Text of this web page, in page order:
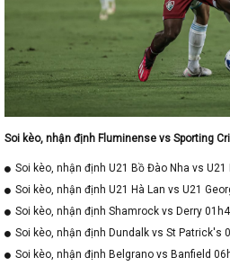
Soi kèo, nhận định Fluminense vs Sporting
Soi kèo, nhận định U21 Bồ Đào Nha vs
Soi kèo, nhận định U21 Hà Lan vs U21
Soi kèo, nhận định Shamrock vs Derry
Soi kèo, nhận định Dundalk vs St Patrick's
Soi kèo, nhận định Belgrano vs Banfield